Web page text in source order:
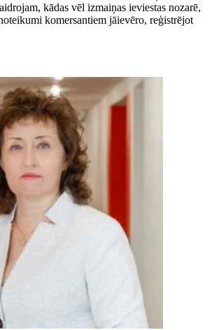
kādas vēl izmaiņas ieviestas nozarē,
komersantiem jāievēro, reģistrējot